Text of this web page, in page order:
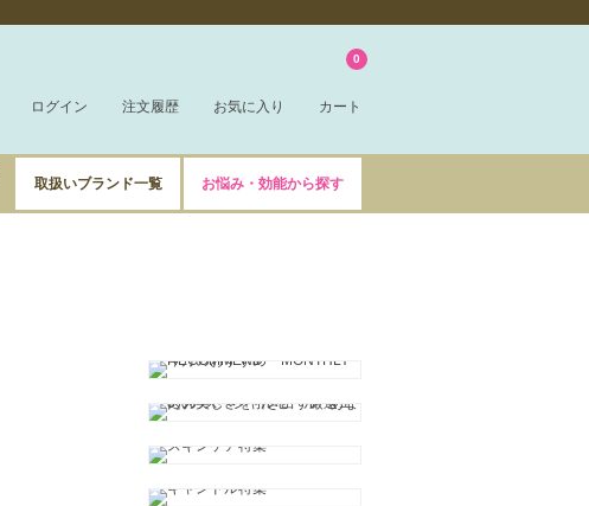
ログイン 注文履歴 お気に入り カート
0
取扱いブランド一覧 お悩み・効能から探す